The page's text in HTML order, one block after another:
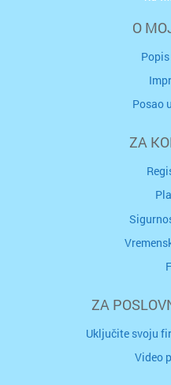
O
Posao
ZA
ZA
Uključite svoju
Video